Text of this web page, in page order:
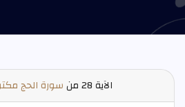
الآية سورة الحج